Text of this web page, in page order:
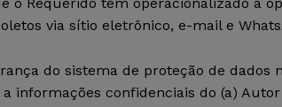
via sítio eletrônico, e-mail e
do sistema de proteção de dados
informações confidenciais do (a)